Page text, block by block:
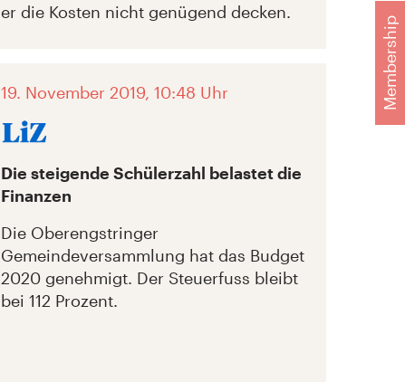
Membership
er die Kosten nicht genügend decken.
19. November 2019, 10:48 Uhr
Die steigende Schülerzahl belastet die
Finanzen
Die Oberengstringer
Gemeindeversammlung hat das Budget
2020 genehmigt. Der Steuerfuss bleibt
bei 112 Prozent.